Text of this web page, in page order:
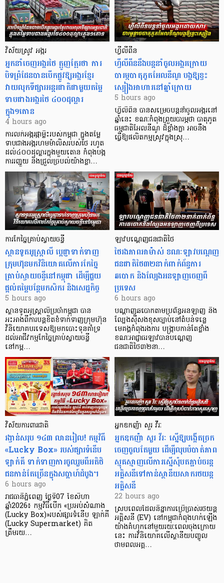
វិស័យស្រូវ អង្ករ
អ្នកនាំចេញអង្ករថៃ ត្អូញត្អែរថា ការ
បិទព្រំដែនបានបើកផ្លូវឱ្យអង្ករខ្មែរ
វាយលុកទីផ្សារអន្តរជាតិជាមួយតម្លៃ
ទាបជាងអង្ករថៃ ៤០០ដុល្លារ
ក្នុង១តោន
4 hours ago
ការលក់អង្ករផ្កាម្លិះរបស់កម្ពុជា ក្នុងតម្លៃ
ទាបជាងអង្ករហមម៉ាលិសរបស់ថៃ រហូត
ដល់៤០០ដុល្លារក្នុងមួយតោន កំពុងបង្ក
ការរញ្ជួយ និងជ្រួលច្របល់យ៉ាងខ្លា…
ហ្វីលីពីន
ហ្វីលីពីននឹងបន្តនាំចូលអង្ករក្រោយ
បារម្ភបាតុភូតអែលនីណូ បង្កឱ្យខ្វះ
ស្បៀងអាហារនៅឆ្នាំក្រោយ
5 hours ago
ហ្វីលីពីន បាន​សម្រេចបន្តនាំចូលអង្ករនៅ
ឆ្នាំនេះ ខណៈកំពុងព្រួយបារម្ភថា បាតុភូត
ធម្មជាតិអែលនីណូ ដ៏ខ្លាំងក្លា​ អាចនឹង
ធ្វើឱ្យផលិតកម្មស្រូវក្នុងស្រុ…
ការកែច្នៃគ្រាប់ស្វាយចន្ទី
ស្ថានទូតអូស្ត្រាលី ប្តេជ្ញាទាក់ទាញ
ក្រុមហ៊ុនមក​វិនិយោគលើការកែច្នៃ
គ្រាប់ស្វាយចន្ទីនៅកម្ពុជា ដើម្បីជួយ
ផ្តល់តម្លៃបន្ថែមកសិករ និងសេដ្ឋកិច្ច
5 hours ago
ស្ថានទូតអូស្ត្រាលីប្រចាំកម្ពុជា បាន
អះអាងពីការបន្តខិតខំទាក់ទាញក្រុមហ៊ុន
វិនិយោគបរទេសឱ្យមកបោះទុនគាំទ្រ
ដល់អាជីវកម្មកែច្នៃគ្រាប់ស្វាយចន្ទី
នៅកម្ព…
ឡាវបណ្តេញជនជាតិថៃ
ថៃរងភាពអាម៉ាស់ ខណៈឡាវបណ្តេញ
ជនជាតិថៃ៣២នាក់ពាក់ព័ន្ធការ
ឆបោក និងល្បែងអនឡាញចេញពី
ប្រទេស
6 hours ago
បណ្តាញឆបោកតាមប្រព័ន្ធអនឡាញ និង
ល្បែងស៊ីសងខុសច្បាប់នៅតំបន់ទន្លេ
មេគង្គកំពុងរងការ បង្ក្រាប​កាន់តែខ្លាំង
ខណៈអាជ្ញាធរឡាវបានបណ្តេញ
ជនជាតិថៃ៣២នា…
វិស័យការពារជាតិ
រង្វាន់សរុប ១៤៣ លានរៀល! កម្មវិធី
«Lucky Box» របស់ផ្សារទំនើប
ឡាក់គី ទាក់ទាញការចូលរួមពីអតិថិ
ជនកាន់តែច្រើនក្នុងសប្តាហ៍ដំបូង។
6 hours ago
រាជធានីភ្នំពេញ ថ្ងៃទី07 ខែសីហា
ឆ្នាំ2026៖ កម្មវិធីបើក «ប្រអប់សំណាង
(Lucky Box)»របស់ផ្សារទំនើប ឡាក់គី
(Lucky Supermarket) គិត
ត្រឹមរយ…
អ្នកឧកញ៉ា សួរ វីរៈ
អ្នកឧកញ៉ា សួរ វីរៈ ស្នើឱ្យបង្កើតច្រក
ចេញចូលតែមួយ ដើម្បីលុបបំបាត់ភាព
ស្មុគស្មាញលើការស្នើសុំបតភ្ជាប់ចរន្ត
អគ្គិសនីទៅកាន់ស្ថានីយសាករថយន្ត
អគ្គិសនី
22 hours ago
ស្របពេលដែលនិន្នាការប្រើប្រាស់រថយន្ត
អគ្គិសនី (EV) នៅកម្ពុជាកំពុងហក់ឡើង
យ៉ាងគំហុកនៅមួយរយៈពេលចុងក្រោយ
នេះ ការវិនិយោគលើស្ថានីយបញ្ចូល
ថាមពលអគ្គ…